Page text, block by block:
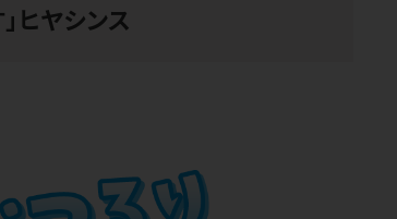
ヒヤシンス